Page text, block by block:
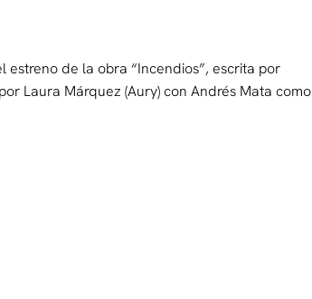
estreno de la obra “Incendios”, escrita por
Laura Márquez (Aury) con Andrés Mata como